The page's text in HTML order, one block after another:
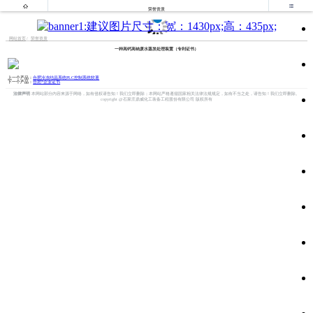

荣誉资质

网站首页 荣誉资质
一种高钙高钠废水蒸发处理装置（专利证书）
上一个产品：合肥冷冻结晶系统PLC控制系统软著
下一个产品：合肥*企业证书
法律声明 本网站部分内容来源于网络，如有侵权请告知！我们立即删除；本网站严格遵循国家相关法律法规规定，如有不当之处，请告知！我们立即删除。
copyright @石家庄鼎威化工装备工程股份有限公司 版权所有